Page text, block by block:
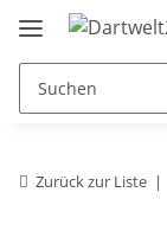
Zurück zur Liste